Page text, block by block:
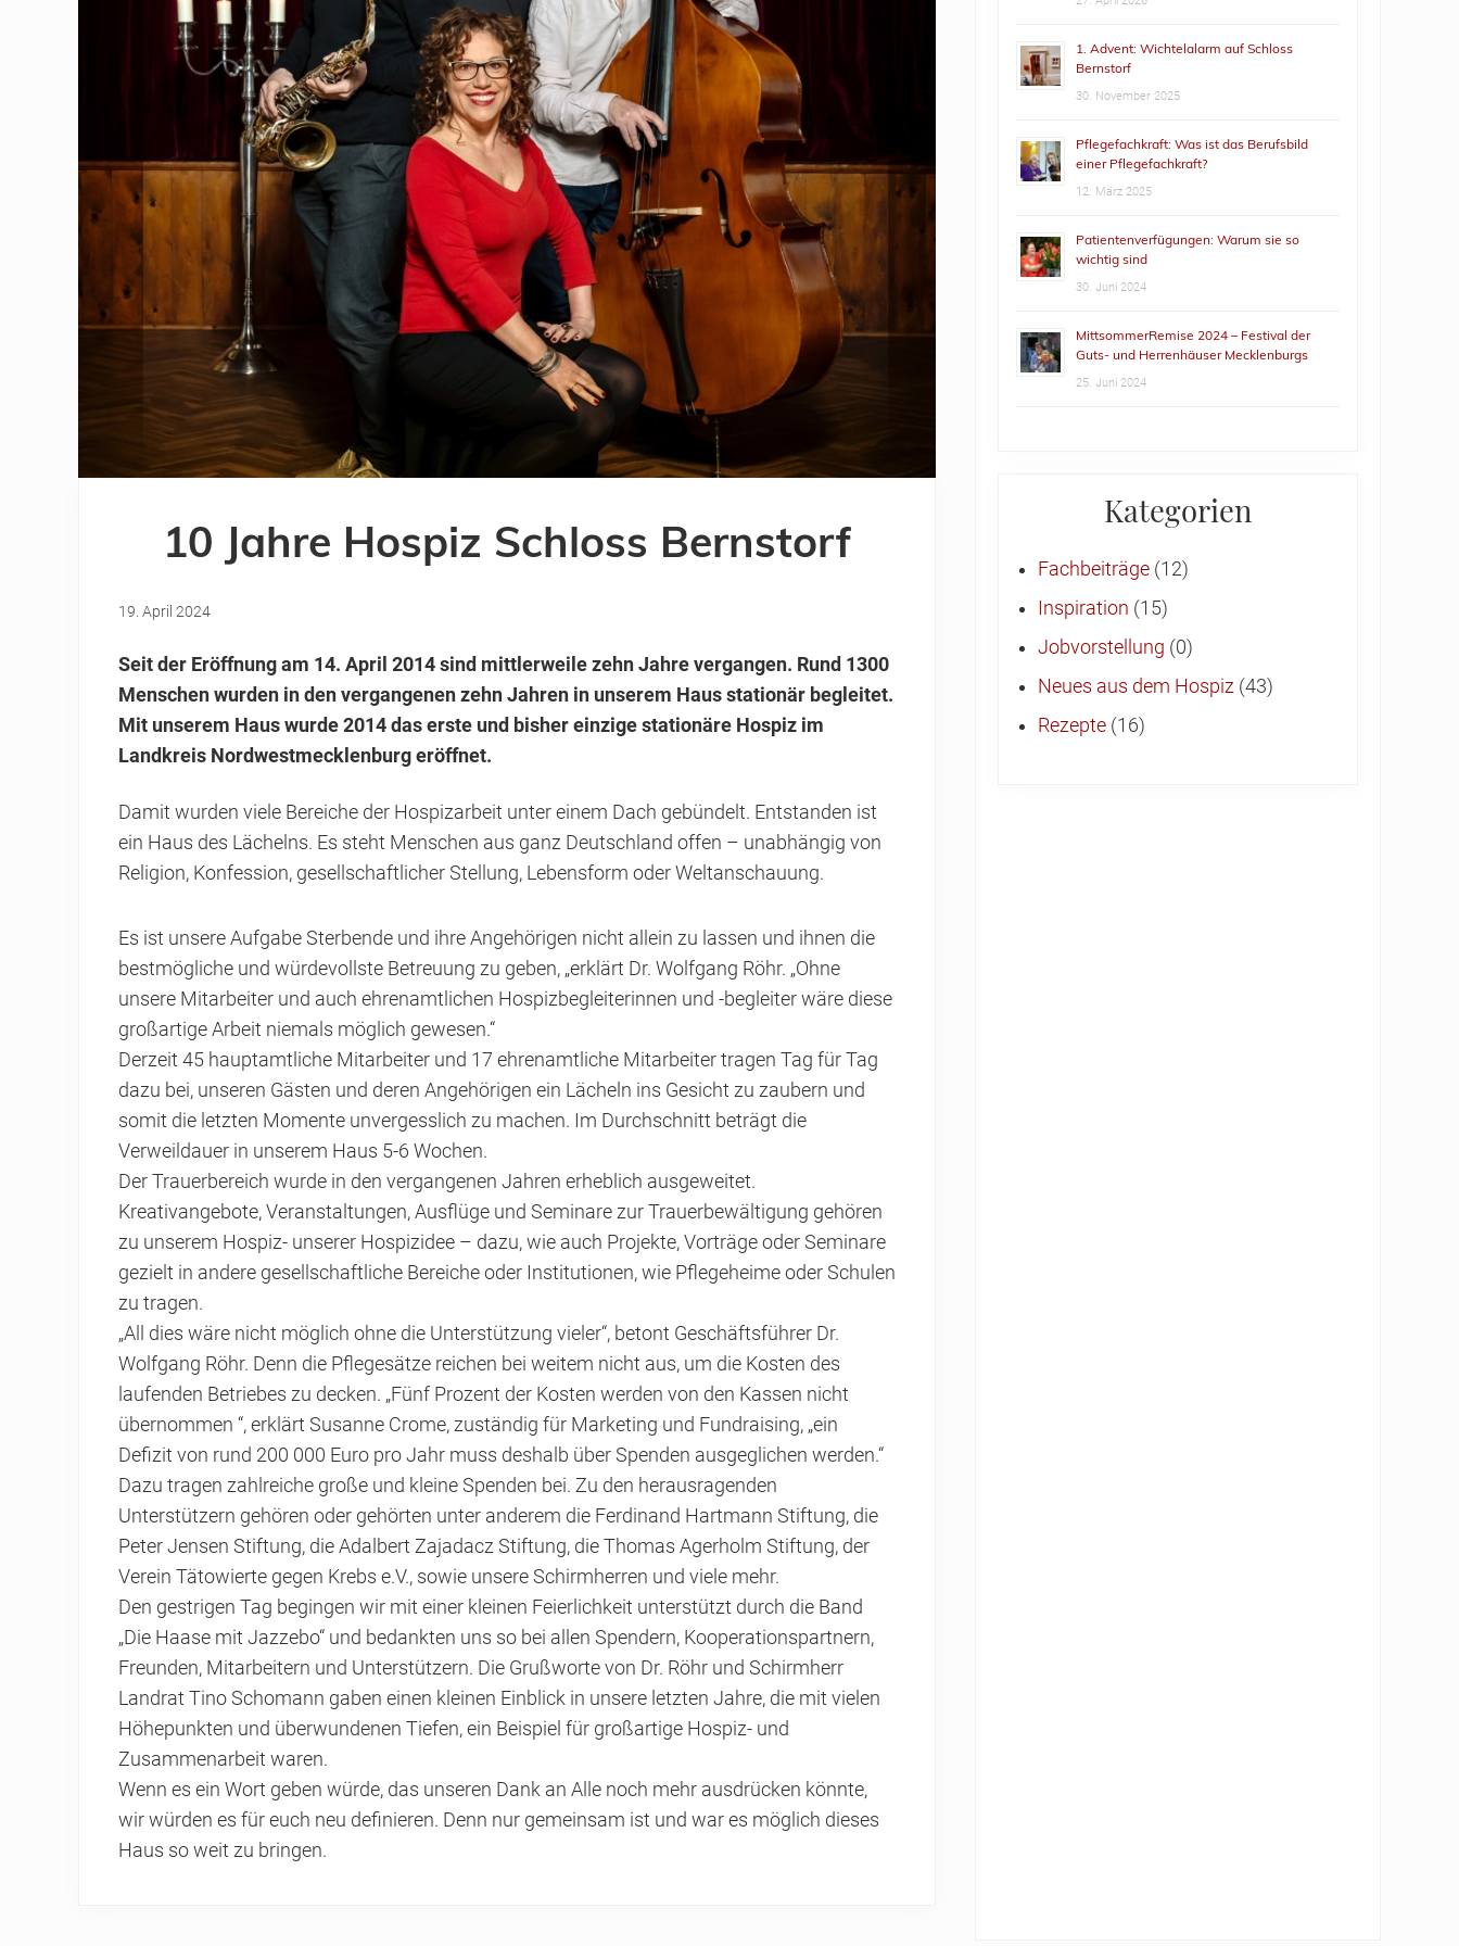
10 Jahre Hospiz Schloss Bernstorf
19. April 2024
Seit der Eröffnung am 14. April 2014 sind mittlerweile zehn Jahre vergangen. Rund 1300
Menschen wurden in den vergangenen zehn Jahren in unserem Haus stationär begleitet.
Mit unserem Haus wurde 2014 das erste und bisher einzige stationäre Hospiz im
Landkreis Nordwestmecklenburg eröffnet.
Damit wurden viele Bereiche der Hospizarbeit unter einem Dach gebündelt. Entstanden ist
ein Haus des Lächelns. Es steht Menschen aus ganz Deutschland offen – unabhängig von
Religion, Konfession, gesellschaftlicher Stellung, Lebensform oder Weltanschauung.
Es ist unsere Aufgabe Sterbende und ihre Angehörigen nicht allein zu lassen und ihnen die
bestmögliche und würdevollste Betreuung zu geben, „erklärt Dr. Wolfgang Röhr. „Ohne
unsere Mitarbeiter und auch ehrenamtlichen Hospizbegleiterinnen und -begleiter wäre diese
großartige Arbeit niemals möglich gewesen.“
Derzeit 45 hauptamtliche Mitarbeiter und 17 ehrenamtliche Mitarbeiter tragen Tag für Tag
dazu bei, unseren Gästen und deren Angehörigen ein Lächeln ins Gesicht zu zaubern und
somit die letzten Momente unvergesslich zu machen. Im Durchschnitt beträgt die
Verweildauer in unserem Haus 5-6 Wochen.
Der Trauerbereich wurde in den vergangenen Jahren erheblich ausgeweitet.
Kreativangebote, Veranstaltungen, Ausflüge und Seminare zur Trauerbewältigung gehören
zu unserem Hospiz- unserer Hospizidee – dazu, wie auch Projekte, Vorträge oder Seminare
gezielt in andere gesellschaftliche Bereiche oder Institutionen, wie Pflegeheime oder Schulen
zu tragen.
„All dies wäre nicht möglich ohne die Unterstützung vieler“, betont Geschäftsführer Dr.
Wolfgang Röhr. Denn die Pflegesätze reichen bei weitem nicht aus, um die Kosten des
laufenden Betriebes zu decken. „Fünf Prozent der Kosten werden von den Kassen nicht
übernommen “, erklärt Susanne Crome, zuständig für Marketing und Fundraising, „ein
Defizit von rund 200 000 Euro pro Jahr muss deshalb über Spenden ausgeglichen werden.“
Dazu tragen zahlreiche große und kleine Spenden bei. Zu den herausragenden
Unterstützern gehören oder gehörten unter anderem die Ferdinand Hartmann Stiftung, die
Peter Jensen Stiftung, die Adalbert Zajadacz Stiftung, die Thomas Agerholm Stiftung, der
Verein Tätowierte gegen Krebs e.V., sowie unsere Schirmherren und viele mehr.
Den gestrigen Tag begingen wir mit einer kleinen Feierlichkeit unterstützt durch die Band
„Die Haase mit Jazzebo“ und bedankten uns so bei allen Spendern, Kooperationspartnern,
Freunden, Mitarbeitern und Unterstützern. Die Grußworte von Dr. Röhr und Schirmherr
Landrat Tino Schomann gaben einen kleinen Einblick in unsere letzten Jahre, die mit vielen
Höhepunkten und überwundenen Tiefen, ein Beispiel für großartige Hospiz- und
Zusammenarbeit waren.
Wenn es ein Wort geben würde, das unseren Dank an Alle noch mehr ausdrücken könnte,
wir würden es für euch neu definieren. Denn nur gemeinsam ist und war es möglich dieses
Haus so weit zu bringen.
1. Advent: Wichtelalarm auf Schloss
Bernstorf
30. November 2025
Pflegefachkraft: Was ist das Berufsbild
einer Pflegefachkraft?
12. März 2025
Patientenverfügungen: Warum sie so
wichtig sind
30. Juni 2024
MittsommerRemise 2024 – Festival der
Guts- und Herrenhäuser Mecklenburgs
25. Juni 2024
Kategorien
Fachbeiträge (12)
Inspiration (15)
Jobvorstellung (0)
Neues aus dem Hospiz (43)
Rezepte (16)